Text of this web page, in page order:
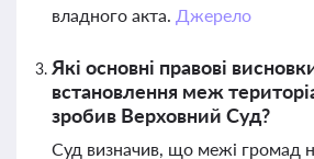
владного акта. Джерело
Які основні правові
встановлення меж
зробив Верховний Суд?
Суд визначив, що межі громад